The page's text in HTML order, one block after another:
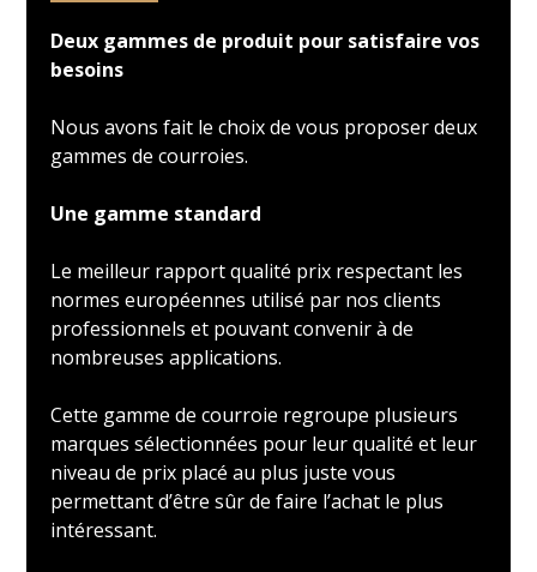
Deux gammes de produit pour satisfaire vos
besoins
Nous avons fait le choix de vous proposer deux
gammes de courroies.
Une gamme standard
Le meilleur rapport qualité prix respectant les
normes européennes utilisé par nos clients
professionnels et pouvant convenir à de
nombreuses applications.
Cette gamme de courroie regroupe plusieurs
marques sélectionnées pour leur qualité et leur
niveau de prix placé au plus juste vous
permettant d’être sûr de faire l’achat le plus
intéressant.